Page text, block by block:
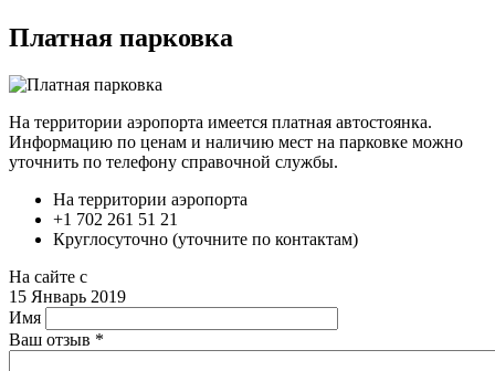
Платная парковка
На территории аэропорта имеется платная автостоянка.
Информацию по ценам и наличию мест на парковке можно
уточнить по телефону справочной службы.
На территории аэропорта
+1 702 261 51 21
Круглосуточно (уточните по контактам)
На сайте с
15 Январь 2019
Имя
Ваш отзыв *